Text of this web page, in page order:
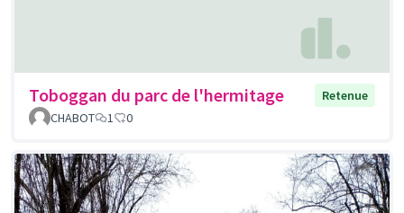
Toboggan du parc de l'hermitage
Retenue
CHABOT
1 0